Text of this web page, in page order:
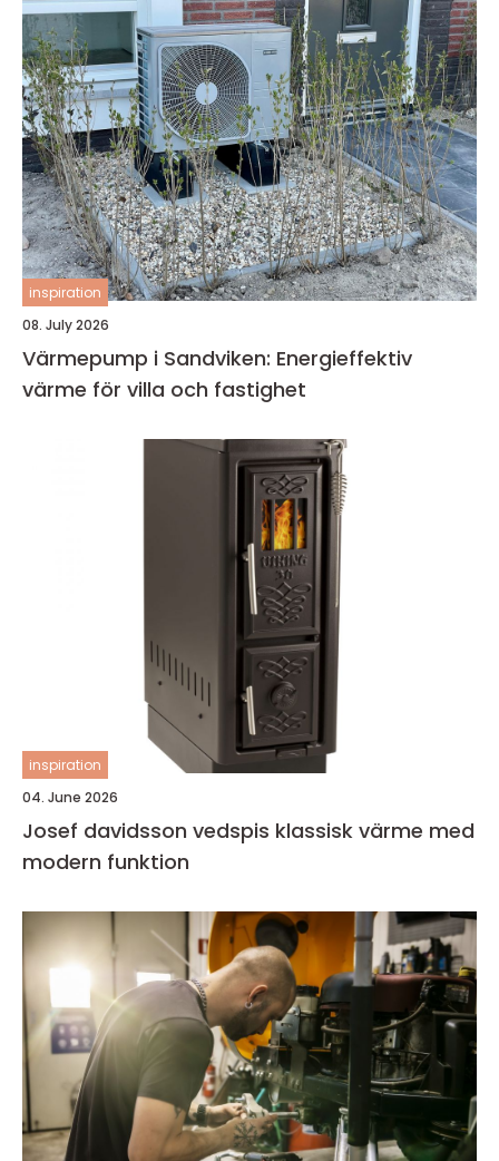
inspiration
08. July 2026
Värmepump i Sandviken: Energieffektiv
värme för villa och fastighet
inspiration
04. June 2026
Josef davidsson vedspis klassisk värme med
modern funktion